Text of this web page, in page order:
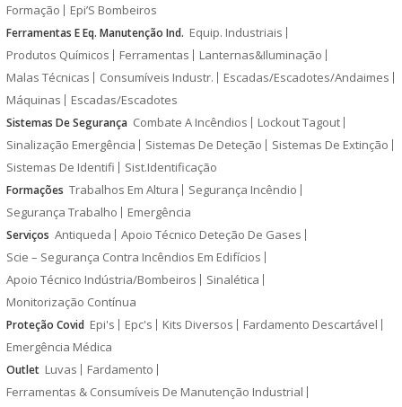
Formação
Epi’S Bombeiros
Ferramentas E Eq. Manutenção Ind. Equip. Industriais
Produtos Químicos
Ferramentas
Lanternas&Iluminação
Malas Técnicas
Consumíveis Industr.
Escadas/Escadotes/Andaimes
Máquinas
Escadas/Escadotes
Sistemas De Segurança Combate A Incêndios
Lockout Tagout
Sinalização Emergência
Sistemas De Deteção
Sistemas De Extinção
Sistemas De Identifi
Sist.Identificação
Formações Trabalhos Em Altura
Segurança Incêndio
Segurança Trabalho
Emergência
Serviços Antiqueda
Apoio Técnico Deteção De Gases
Scie – Segurança Contra Incêndios Em Edifícios
Apoio Técnico Indústria/Bombeiros
Sinalética
Monitorização Contínua
Proteção Covid Epi's Epc's Kits Diversos
Fardamento Descartável
Emergência Médica
Outlet Luvas
Fardamento
Ferramentas & Consumíveis De Manutenção Industrial